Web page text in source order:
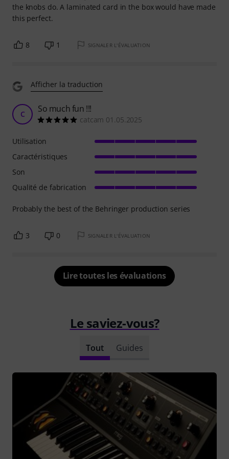
the knobs do. A laminated card in the box would have made
this perfect.
8 1 SIGNALER L'ÉVALUATION
Afficher la traduction
C So much fun !!!
catcam 01.05.2025
Probably the best of the Behringer production series
Utilisation
Caractéristiques
Son
Qualité de fabrication
3 0 SIGNALER L'ÉVALUATION
Lire toutes les évaluations
Le saviez-vous?
Tout Guides